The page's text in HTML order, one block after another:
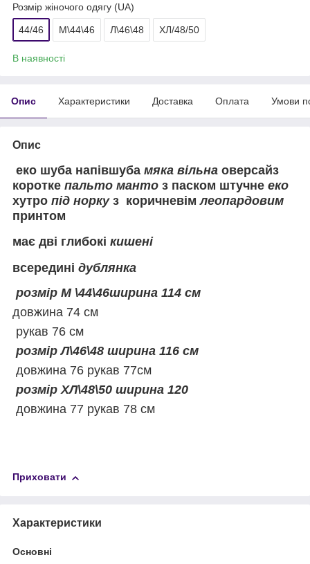
Розмір жіночого одягу (UA)
44/46 М\44\46 Л\46\48 ХЛ/48/50
В наявності
Опис Характеристики Доставка Оплата Умови
Опис
еко шуба напівшуба мяка вільна оверсайз
коротке пальто манто з паском штучне еко
хутро під норку з коричневімлеопардовим
принтом
має дві глибокі кишені
всередині дублянка
розмір М \44\46ширина 114 см
довжина 74 см
рукав 76 см
розмір Л\46\48 ширина 116 см
довжина 76 рукав 77см
розмір ХЛ\48\50 ширина 120
довжина 77 рукав 78 см
Приховати
Характеристики
Основні